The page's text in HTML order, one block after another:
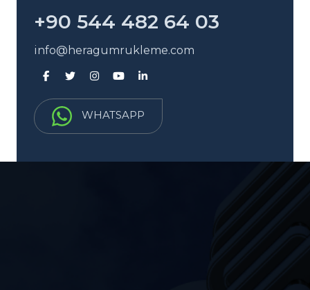
+90 544 482 64 03
info@heragumrukleme.com
WHATSAPP